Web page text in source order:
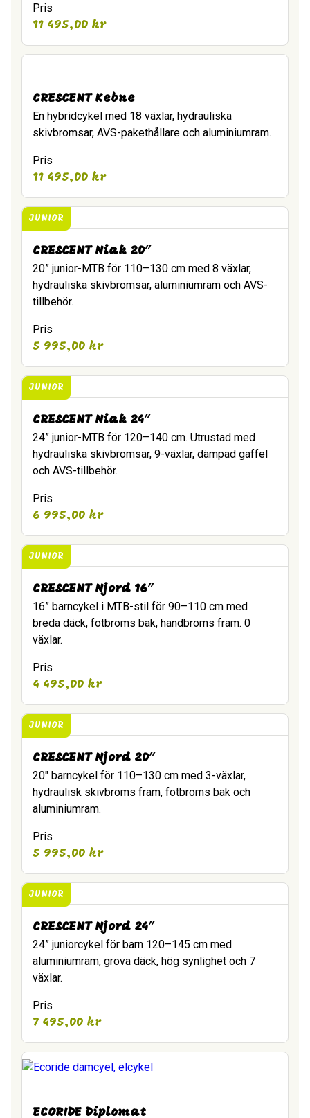
Pris
11 495,00 kr
CRESCENT Kebne
En hybridcykel med 18 växlar, hydrauliska
skivbromsar, AVS-pakethållare och aluminiumram.
Pris
11 495,00 kr
JUNIOR
CRESCENT Niak 20″
20” junior-MTB för 110–130 cm med 8 växlar,
hydrauliska skivbromsar, aluminiumram och AVS-
tillbehör.
Pris
5 995,00 kr
JUNIOR
CRESCENT Niak 24″
24” junior-MTB för 120–140 cm. Utrustad med
hydrauliska skivbromsar, 9-växlar, dämpad gaffel
och AVS-tillbehör.
Pris
6 995,00 kr
JUNIOR
CRESCENT Njord 16″
16” barncykel i MTB-stil för 90–110 cm med
breda däck, fotbroms bak, handbroms fram. 0
växlar.
Pris
4 495,00 kr
JUNIOR
CRESCENT Njord 20″
20" barncykel för 110–130 cm med 3-växlar,
hydraulisk skivbroms fram, fotbroms bak och
aluminiumram.
Pris
5 995,00 kr
JUNIOR
CRESCENT Njord 24″
24” juniorcykel för barn 120–145 cm med
aluminiumram, grova däck, hög synlighet och 7
växlar.
Pris
7 495,00 kr
ECORIDE Diplomat